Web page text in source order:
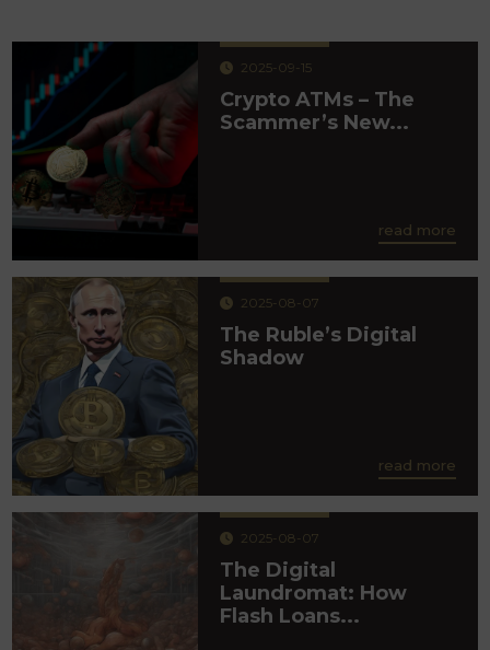
2025-09-15
Crypto ATMs – The
Scammer’s New...
read more
2025-08-07
The Ruble’s Digital
Shadow
read more
2025-08-07
The Digital
Laundromat: How
Flash Loans...